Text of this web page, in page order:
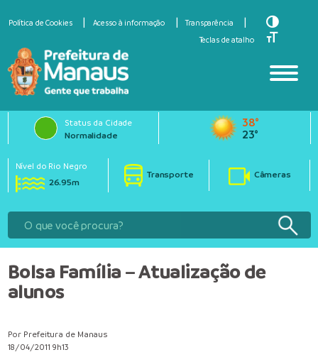
Política de Cookies Acesso à informação
Transparência
Teclas de atalho
Toggle
Toggle
Status da Cidade
Normalidade
38°
23°
Nível do Rio Negro
26.95m
Transporte Câmeras
Bolsa Família – Atualização de
alunos
Por Prefeitura de Manaus
18/04/2011 9h13